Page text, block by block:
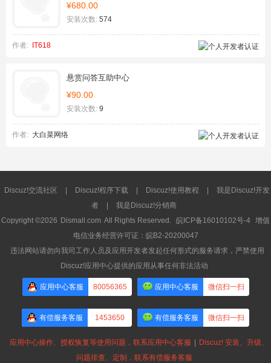
¥680.00
安装次数: 574
作者: IT618
悬赏问答互助中心
¥90.00
安装次数: 9
作者: 大白菜网络
Discuz!交流社区 Discuz!程序下载 Discuz!使用教程
我是Discuz!开发
者
我是Discuz!分销商
Copyright ©2026 Dismall.com All Rights Reserved. 皖ICP备16010102号-4 增值
电信业务经营许可证：皖B2-20200047
违法网站请勿向我司工作人员及应用开发者发起任何形式的服务请求，严禁使用
Discuz!应用中心提供的应用从事任何非法活动
应用中心客服 80056365 应用中心客服 微信扫一扫
有偿服务客服 1453650 有偿服务客服 微信扫一扫
应用中心操作、授权恢复等使用问题，联系应用中心客服
Discuz! 安装、升级、
问题排查、定制，联系有偿服务客服